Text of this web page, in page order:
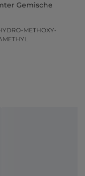
Gemische
METHOXY-